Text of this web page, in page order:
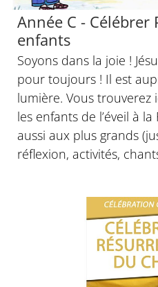
Année C - Célébrer
enfants
Soyons dans la joie !
pour toujours ! Il est
lumière. Vous
les enfants de l’éveil à
aussi aux plus grands
réflexion, activités,